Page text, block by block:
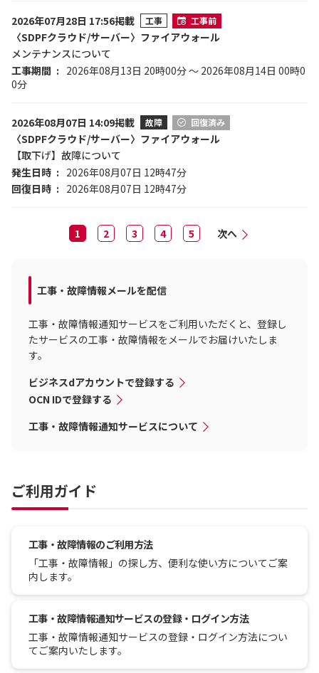
2026年07月28日 17:56掲載 工事 工事前
〈SDPFクラウド/サーバー〉ファイアウォール
メンテナンスについて
工事期間
2026年08月13日 20時00分 ～ 2026年08月14日 00時0
0分
2026年08月07日 14:09掲載 故障 回復済み
〈SDPFクラウド/サーバー〉ファイアウォール
【取下げ】故障について
発生日時
2026年08月07日 12時47分
回復日時
2026年08月07日 12時47分
1 2 3 4 5 次へ
工事・故障情報メールを配信
工事・故障情報通知サービスをご利用いただくと、登録し
たサービスの工事・故障情報をメールでお届けいたしま
す。
ビジネスdアカウントで登録する
OCN IDで登録する
工事・故障情報通知サービスについて
ご利用ガイド
工事・故障情報のご利用方法
「工事・故障情報」の探し方、便利な使い方についてご案
内します。
工事・故障情報通知サービスの登録・ログイン方法
工事・故障情報通知サービスの登録・ログイン方法につい
てご案内いたします。